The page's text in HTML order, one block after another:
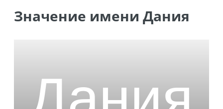
Значение имени Дания